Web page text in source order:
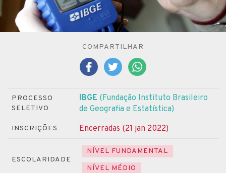
COMPARTILHAR
PROCESSO
SELETIVO
IBGE (Fundação Instituto Brasileiro
de Geografia e Estatística)
INSCRIÇÕES Encerradas (21 jan 2022)
ESCOLARIDADE
NÍVEL FUNDAMENTAL
NÍVEL MÉDIO